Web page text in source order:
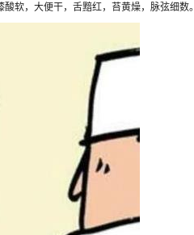
软，大便干，舌黯红，苔黄燥，脉弦细数。